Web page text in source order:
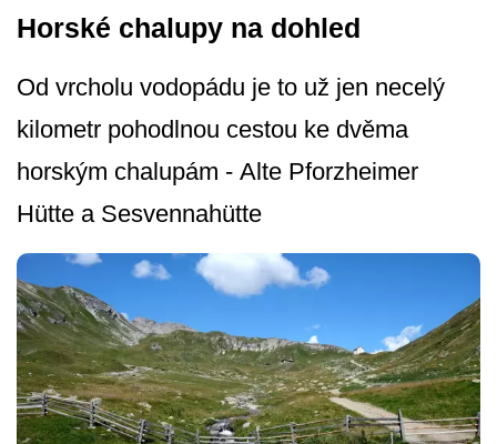
Horské chalupy na dohled
Od vrcholu vodopádu je to už jen necelý
kilometr pohodlnou cestou ke dvěma
horským chalupám - Alte Pforzheimer
Hütte a Sesvennahütte